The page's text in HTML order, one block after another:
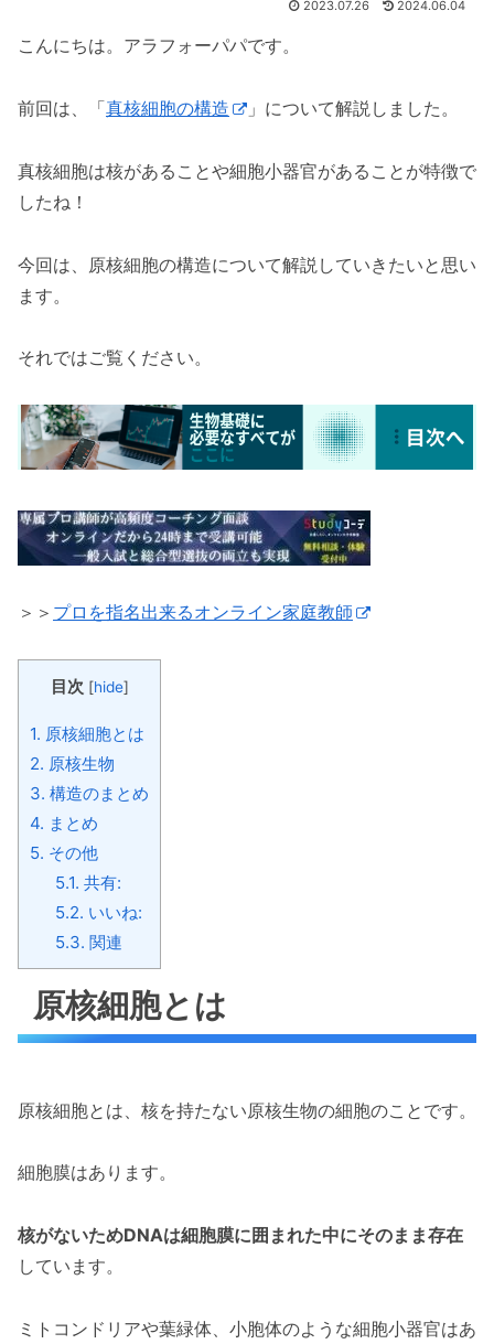
2023.07.26 2024.06.04
こんにちは。アラフォーパパです。
前回は、「真核細胞の構造 」について解説しました。
真核細胞は核があることや細胞小器官があることが特徴で
したね！
今回は、原核細胞の構造について解説していきたいと思い
ます。
それではご覧ください。
＞＞ プロを指名出来るオンライン家庭教師
目次 [hide]
1. 原核細胞とは
2. 原核生物
3. 構造のまとめ
4. まとめ
5. その他
5.1. 共有:
5.2. いいね:
5.3. 関連
原核細胞とは
原核細胞とは、核を持たない原核生物の細胞のことです。
細胞膜はあります。
核がないためDNAは細胞膜に囲まれた中にそのまま存在
しています。
ミトコンドリアや葉緑体、小胞体のような細胞小器官はあ